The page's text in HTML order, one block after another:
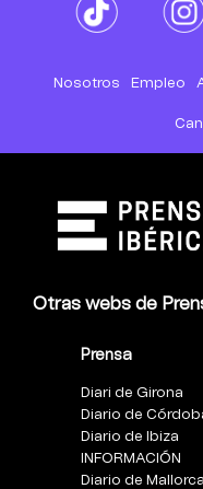
Nosotros Empleo
Otras webs de
Prensa
Diari de Girona
Diario de
Diario de Ibiza
INFORMACIÓN
Diario de Mallorca